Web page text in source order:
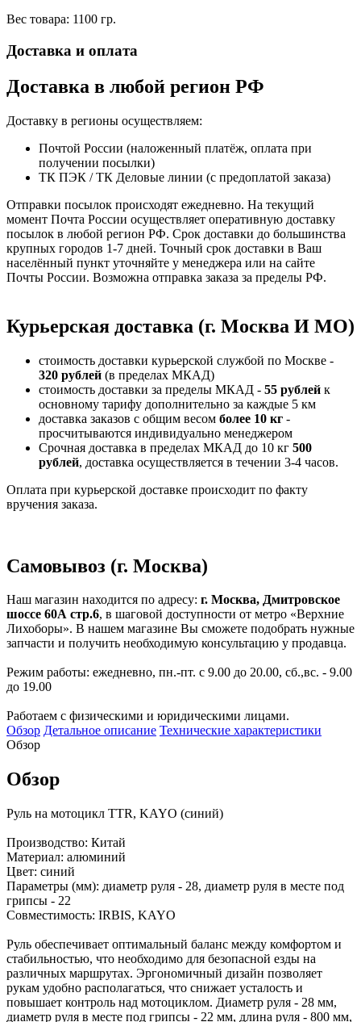
Вес товара: 1100 гр.
Доставка и оплата
Доставка в любой регион РФ
Доставку в регионы осуществляем:
Почтой России (наложенный платёж, оплата при
получении посылки)
ТК ПЭК / ТК Деловые линии (с предоплатой заказа)
Отправки посылок происходят ежедневно. На текущий
момент Почта России осуществляет оперативную доставку
посылок в любой регион РФ. Срок доставки до большинства
крупных городов 1-7 дней. Точный срок доставки в Ваш
населённый пункт уточняйте у менеджера или на сайте
Почты России. Возможна отправка заказа за пределы РФ.
Курьерская доставка (г. Москва И МО)
стоимость доставки курьерской службой по Москве -
320 рублей (в пределах МКАД)
стоимость доставки за пределы МКАД - 55 рублей к
основному тарифу дополнительно за каждые 5 км
доставка заказов с общим весом более 10 кг -
просчитываются индивидуально менеджером
Срочная доставка в пределах МКАД до 10 кг 500
рублей, доставка осуществляется в течении 3-4 часов.
Оплата при курьерской доставке происходит по факту
вручения заказа.
Самовывоз (г. Москва)
Наш магазин находится по адресу: г. Москва, Дмитровское
шоссе 60А стр.6, в шаговой доступности от метро «Верхние
Лихоборы». В нашем магазине Вы сможете подобрать нужные
запчасти и получить необходимую консультацию у продавца.
Режим работы: ежедневно, пн.-пт. с 9.00 до 20.00, сб.,вс. - 9.00
до 19.00
Работаем с физическими и юридическими лицами.
Обзор Детальное описание Технические характеристики
Обзор
Обзор
Руль на мотоцикл TTR, KAYO (синий)
Производство: Китай
Материал: алюминий
Цвет: синий
Параметры (мм): диаметр руля - 28, диаметр руля в месте под
грипсы - 22
Совместимость: IRBIS, KAYO
Руль обеспечивает оптимальный баланс между комфортом и
стабильностью, что необходимо для безопасной езды на
различных маршрутах. Эргономичный дизайн позволяет
рукам удобно располагаться, что снижает усталость и
повышает контроль над мотоциклом. Диаметр руля - 28 мм,
диаметр руля в месте под грипсы - 22 мм, длина руля - 800 мм,